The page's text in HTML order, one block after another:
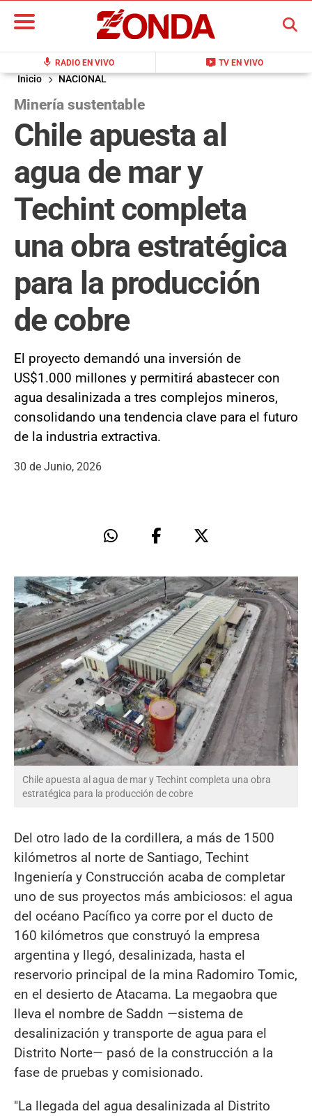
mic RADIO EN VIVO live_tv TV EN VIVO
BUSCAR
Inicio NACIONAL
Minería sustentable
Chile apuesta al
agua de mar y
Techint completa
una obra estratégica
para la producción
de cobre
El proyecto demandó una inversión de
US$1.000 millones y permitirá abastecer con
agua desalinizada a tres complejos mineros,
consolidando una tendencia clave para el futuro
de la industria extractiva.
30 de Junio, 2026
Chile apuesta al agua de mar y Techint completa una obra
estratégica para la producción de cobre
Del otro lado de la cordillera, a más de 1500
kilómetros al norte de Santiago, Techint
Ingeniería y Construcción acaba de completar
uno de sus proyectos más ambiciosos: el agua
del océano Pacífico ya corre por el ducto de
160 kilómetros que construyó la empresa
argentina y llegó, desalinizada, hasta el
reservorio principal de la mina Radomiro Tomic,
en el desierto de Atacama. La megaobra que
lleva el nombre de Saddn —sistema de
desalinización y transporte de agua para el
Distrito Norte— pasó de la construcción a la
fase de pruebas y comisionado.
"La llegada del agua desalinizada al Distrito